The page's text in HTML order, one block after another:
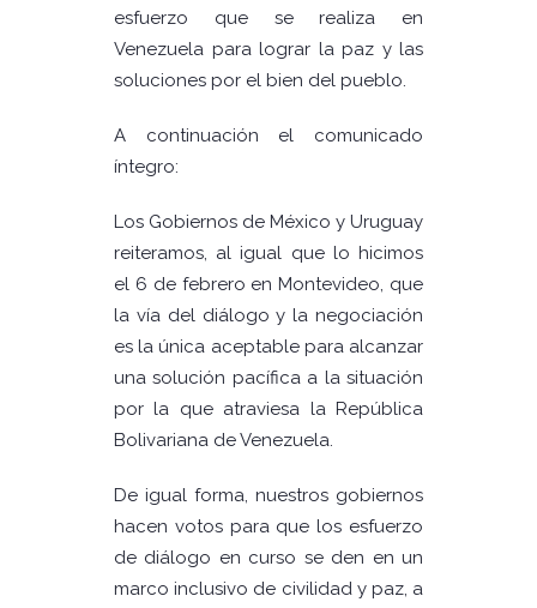
esfuerzo que se realiza en
Venezuela para lograr la paz y las
soluciones por el bien del pueblo.
A continuación el comunicado
íntegro:
Los Gobiernos de México y Uruguay
reiteramos, al igual que lo hicimos
el 6 de febrero en Montevideo, que
la vía del diálogo y la negociación
es la única aceptable para alcanzar
una solución pacífica a la situación
por la que atraviesa la República
Bolivariana de Venezuela.
De igual forma, nuestros gobiernos
hacen votos para que los esfuerzo
de diálogo en curso se den en un
marco inclusivo de civilidad y paz, a